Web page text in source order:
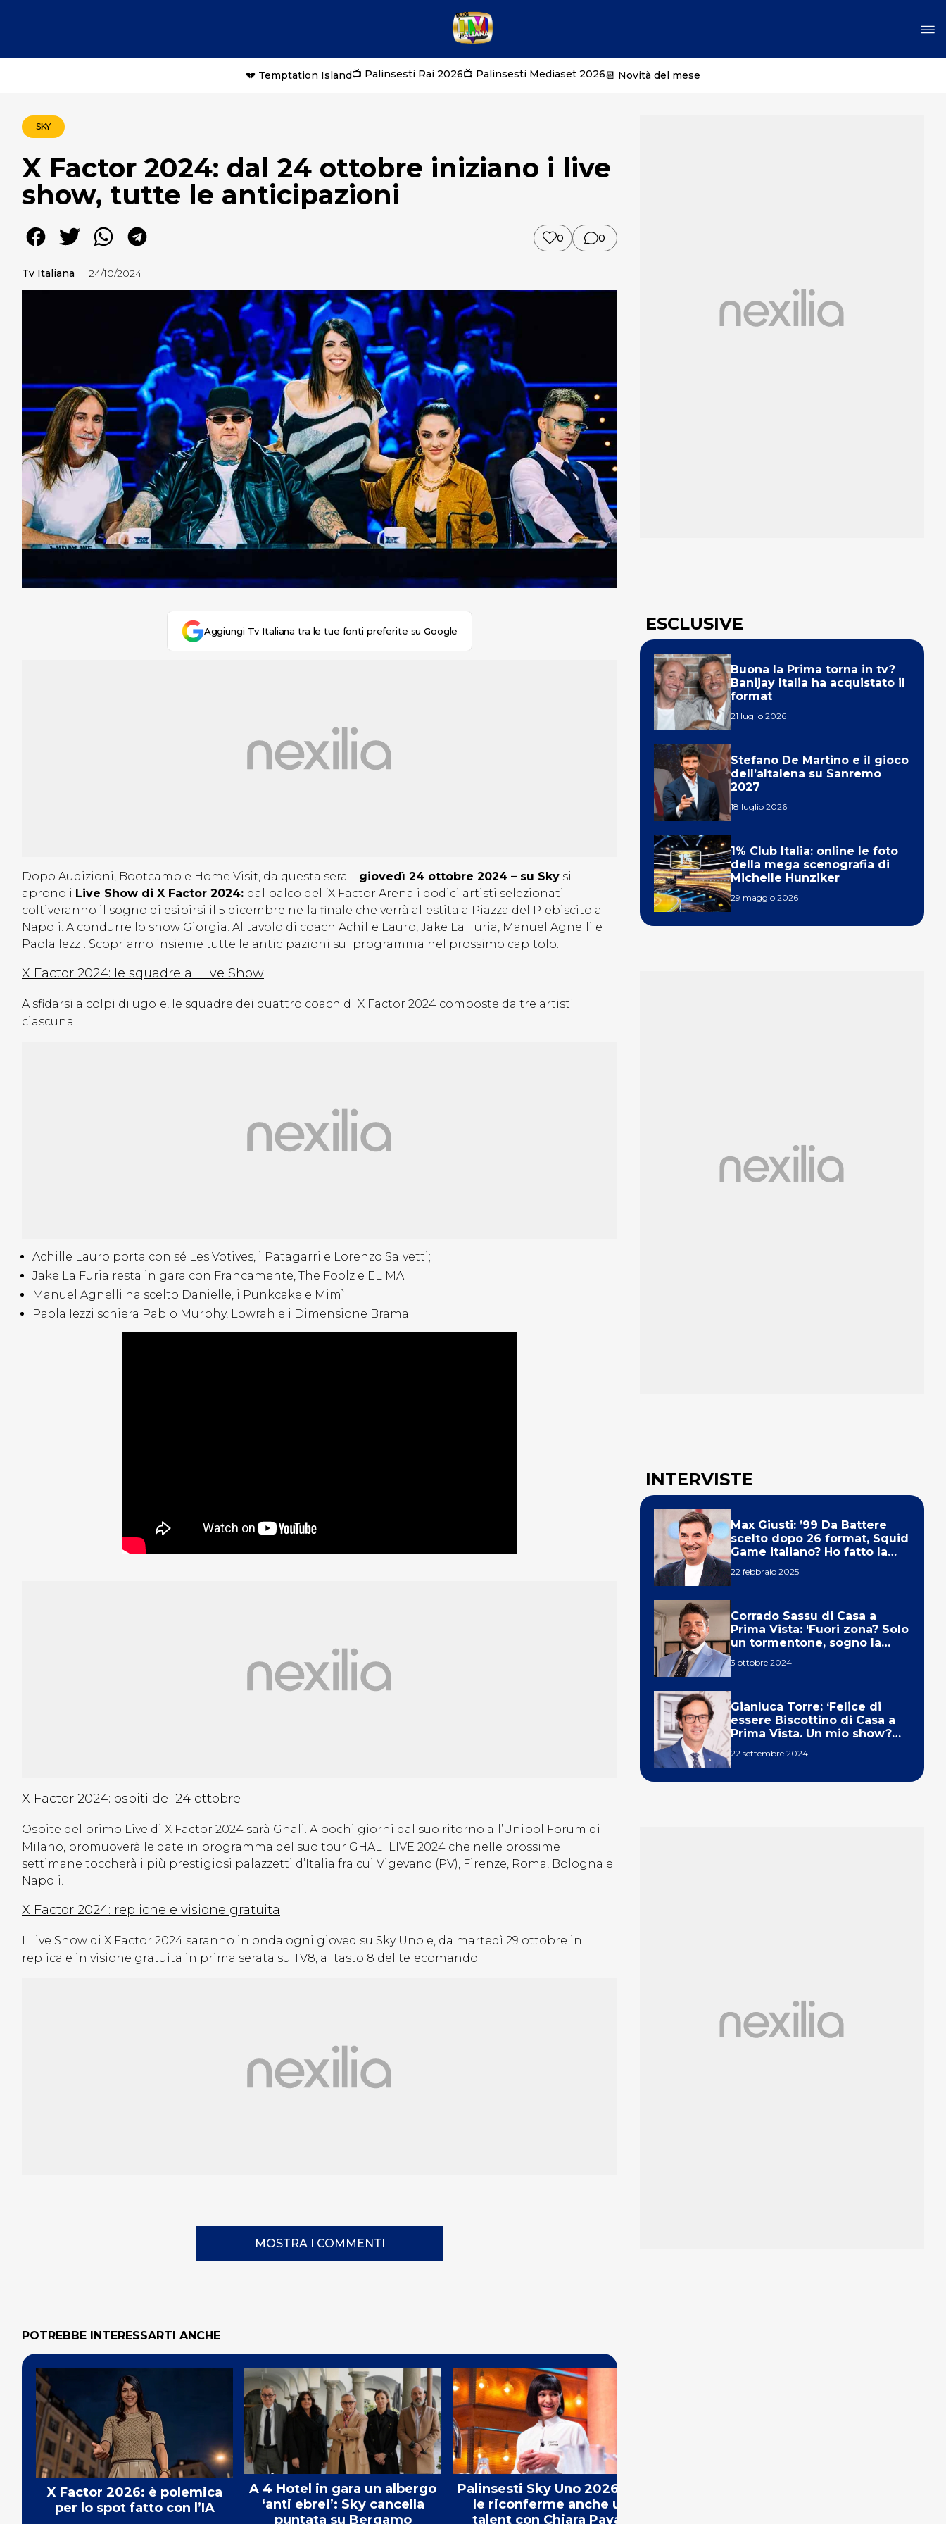
💔 Temptation Island📺 Palinsesti Rai 2026📺 Palinsesti Mediaset 2026📆 Novità del mese
SKY
X Factor 2024: dal 24 ottobre iniziano i live
show, tutte le anticipazioni
0 0
Tv Italiana 24/10/2024
Aggiungi Tv Italiana tra le tue fonti preferite su Google
Dopo Audizioni, Bootcamp e Home Visit, da questa sera – giovedì 24 ottobre 2024 – su Sky si
aprono i Live Show di X Factor 2024: dal palco dell’X Factor Arena i dodici artisti selezionati
coltiveranno il sogno di esibirsi il 5 dicembre nella finale che verrà allestita a Piazza del Plebiscito a
Napoli. A condurre lo show Giorgia. Al tavolo di coach Achille Lauro, Jake La Furia, Manuel Agnelli e
Paola Iezzi. Scopriamo insieme tutte le anticipazioni sul programma nel prossimo capitolo.
X Factor 2024: le squadre ai Live Show
A sfidarsi a colpi di ugole, le squadre dei quattro coach di X Factor 2024 composte da tre artisti
ciascuna:
Achille Lauro porta con sé Les Votives, i Patagarri e Lorenzo Salvetti;
Jake La Furia resta in gara con Francamente, The Foolz e EL MA;
Manuel Agnelli ha scelto Danielle, i Punkcake e Mimì;
Paola Iezzi schiera Pablo Murphy, Lowrah e i Dimensione Brama.
X Factor 2024: ospiti del 24 ottobre
Ospite del primo Live di X Factor 2024 sarà Ghali. A pochi giorni dal suo ritorno all’Unipol Forum di
Milano, promuoverà le date in programma del suo tour GHALI LIVE 2024 che nelle prossime
settimane toccherà i più prestigiosi palazzetti d’Italia fra cui Vigevano (PV), Firenze, Roma, Bologna e
Napoli.
X Factor 2024: repliche e visione gratuita
I Live Show di X Factor 2024 saranno in onda ogni gioved su Sky Uno e, da martedì 29 ottobre in
replica e in visione gratuita in prima serata su TV8, al tasto 8 del telecomando.
MOSTRA I COMMENTI
POTREBBE INTERESSARTI ANCHE
X Factor 2026: è polemica
per lo spot fatto con l’IA
A 4 Hotel in gara un albergo
‘anti ebrei’: Sky cancella
puntata su Bergamo
Palinsesti Sky Uno 2026: fra
le riconferme anche un
talent con Chiara Pavan
ESCLUSIVE
Buona la Prima torna in tv?
Banijay Italia ha acquistato il
format
21 luglio 2026
Stefano De Martino e il gioco
dell’altalena su Sanremo
2027
18 luglio 2026
1% Club Italia: online le foto
della mega scenografia di
Michelle Hunziker
29 maggio 2026
INTERVISTE
Max Giusti: ’99 Da Battere
scelto dopo 26 format, Squid
Game italiano? Ho fatto la
22 febbraio 2025
Corrado Sassu di Casa a
Prima Vista: ‘Fuori zona? Solo
un tormentone, sogno la
3 ottobre 2024
Gianluca Torre: ‘Felice di
essere Biscottino di Casa a
Prima Vista. Un mio show?
22 settembre 2024